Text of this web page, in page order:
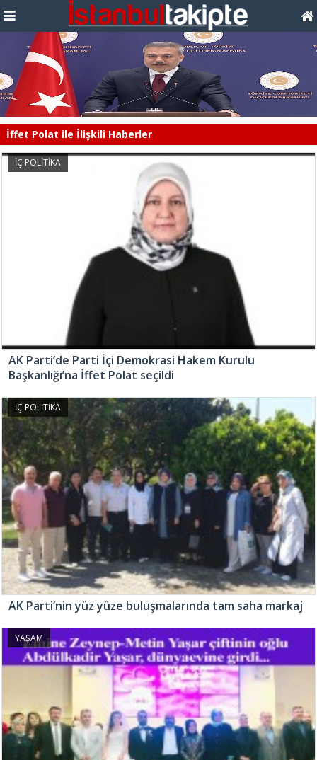
İffet Polat ile İlişkili Haberler
İÇ POLİTİKA
AK Parti’de Parti İçi Demokrasi Hakem Kurulu
Başkanlığı’na İffet Polat seçildi
İÇ POLİTİKA
AK Parti’nin yüz yüze buluşmalarında tam saha markaj
YAŞAM